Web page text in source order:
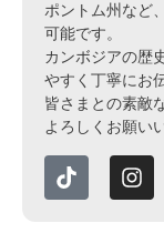
ポントム州など
可能です。
カンボジアの歴
やすく丁寧にお
皆さまとの素敵
よろしくお願い